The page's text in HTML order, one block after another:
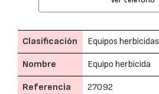
Clasificación Equipos herbicidas
Nombre Equipo herbicida
Referencia
27092